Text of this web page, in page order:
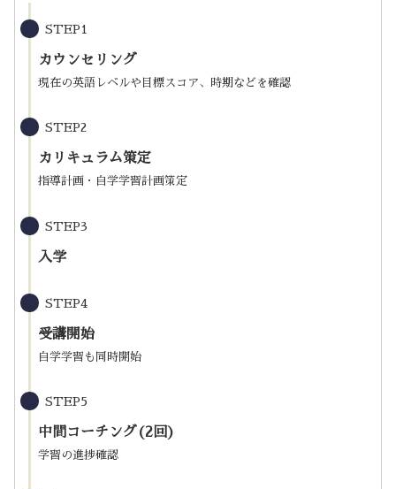
STEP1
カウンセリング
現在の英語レベルや目標スコア、時期などを確認
STEP2
カリキュラム策定
指導計画・自学学習計画策定
STEP3
入学
STEP4
受講開始
自学学習も同時開始
STEP5
中間コーチング(2回)
学習の進捗確認